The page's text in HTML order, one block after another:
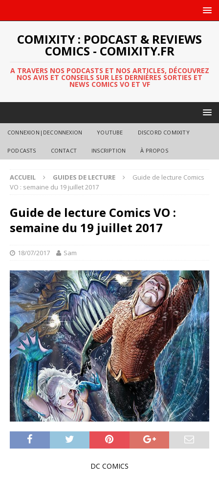
COMIXITY : PODCAST & REVIEWS
COMICS - COMIXITY.FR
A TRAVERS NOS PODCASTS ET NOS ARTICLES, DÉCOUVREZ
NOS AVIS ET CONSEILS SUR LES DERNIÈRES SORTIES ET
NEWS COMICS VO ET VF
CONNEXION|DECONNEXION YOUTUBE DISCORD COMIXITY
PODCASTS CONTACT INSCRIPTION À PROPOS
ACCUEIL GUIDES DE LECTURE
Guide de lecture Comics
VO : semaine du 19 juillet 2017
Guide de lecture Comics VO :
semaine du 19 juillet 2017
18/07/2017 Sam
DC COMICS